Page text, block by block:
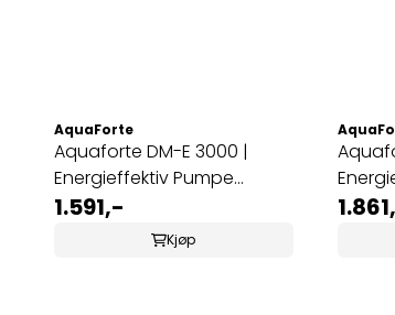
AquaForte
Aquaforte DM-E 3000 |
Energieffektiv Pumpe
for Hagedam
1.591,-
Kjøp